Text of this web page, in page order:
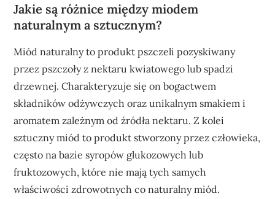
Jakie są różnice między miodem
naturalnym a sztucznym?
Miód naturalny to produkt pszczeli pozyskiwany
przez pszczoły z nektaru kwiatowego lub spadzi
drzewnej. Charakteryzuje się on bogactwem
składników odżywczych oraz unikalnym smakiem i
aromatem zależnym od źródła nektaru. Z kolei
sztuczny miód to produkt stworzony przez człowieka,
często na bazie syropów glukozowych lub
fruktozowych, które nie mają tych samych
właściwości zdrowotnych co naturalny miód.